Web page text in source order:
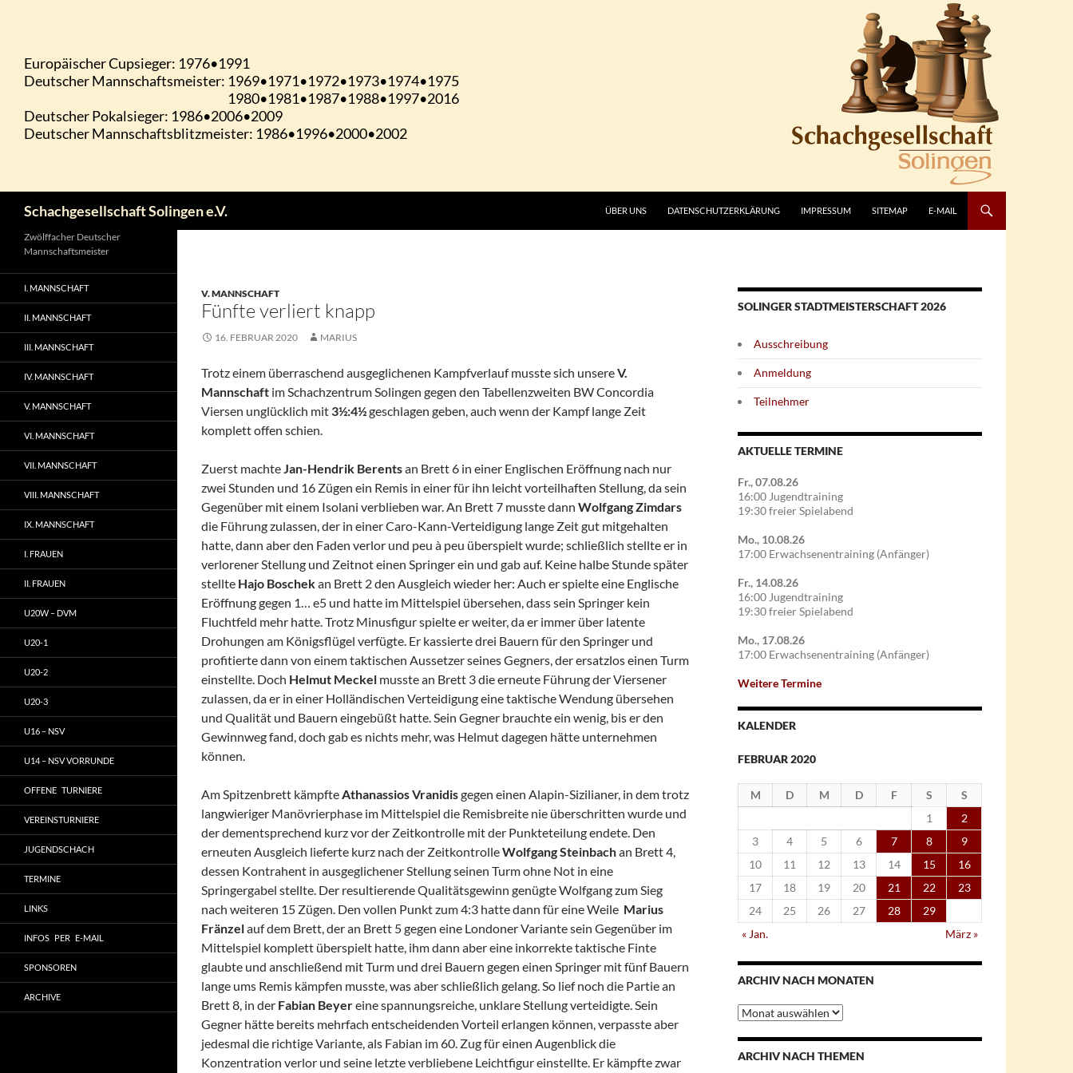
Schachgesellschaft Solingen e.V. ÜBER UNS DATENSCHUTZERKLÄRUNG IMPRESSUM SITEMAP E-MAIL
V. MANNSCHAFT
Fünfte verliert knapp
16. FEBRUAR 2020 MARIUS
Trotz einem überraschend ausgeglichenen Kampfverlauf musste sich unsereV.
Mannschaft im Schachzentrum Solingen gegen den Tabellenzweiten BW Concordia
Viersen unglücklich mit 3½:4½geschlagen geben, auch wenn der Kampf lange Zeit
komplett offen schien.
Zuerst machteJan-Hendrik Berentsan Brett 6 in einer Englischen Eröffnung nach nur
zwei Stunden und 16 Zügen ein Remis in einer für ihn leicht vorteilhaften Stellung, da sein
Gegenüber mit einem Isolani verblieben war. An Brett 7 musste dann Wolfgang Zimdars
die Führung zulassen, der in einer Caro-Kann-Verteidigung lange Zeit gut mitgehalten
hatte, dann aber den Faden verlor und peu à peu überspielt wurde; schließlich stellte er in
verlorener Stellung und Zeitnot einen Springer ein und gab auf. Keine halbe Stunde später
stellte Hajo Boschekan Brett 2 den Ausgleich wieder her: Auch er spielte eine Englische
Eröffnung gegen 1… e5 und hatte im Mittelspiel übersehen, dass sein Springer kein
Fluchtfeld mehr hatte. Trotz Minusfigur spielte er weiter, da er immer über latente
Drohungen am Königsflügel verfügte. Er kassierte drei Bauern für den Springer und
profitierte dann von einem taktischen Aussetzer seines Gegners, der ersatzlos einen Turm
einstellte. Doch Helmut Meckel musste an Brett 3 die erneute Führung der Viersener
zulassen, da er in einer Holländischen Verteidigung eine taktische Wendung übersehen
und Qualität und Bauern eingebüßt hatte. Sein Gegner brauchte ein wenig, bis er den
Gewinnweg fand, doch gab es nichts mehr, was Helmut dagegen hätte unternehmen
können.
Am Spitzenbrett kämpfteAthanassios Vranidisgegen einen Alapin-Sizilianer, in dem trotz
langwieriger Manövrierphase im Mittelspiel die Remisbreite nie überschritten wurde und
der dementsprechend kurz vor der Zeitkontrolle mit der Punkteteilung endete. Den
erneuten Ausgleich lieferte kurz nach der ZeitkontrolleWolfgang Steinbachan Brett 4,
dessen Kontrahent in ausgeglichener Stellung seinen Turm ohne Not in eine
Springergabel stellte. Der resultierende Qualitätsgewinn genügte Wolfgang zum Sieg
nach weiteren 15 Zügen. Den vollen Punkt zum 4:3 hatte dann für eine Weile Marius
Fränzelauf dem Brett, der an Brett 5 gegen eine Londoner Variante sein Gegenüber im
Mittelspiel komplett überspielt hatte, ihm dann aber eine inkorrekte taktische Finte
glaubte und anschließend mit Turm und drei Bauern gegen einen Springer mit fünf Bauern
lange ums Remis kämpfen musste, was aber schließlich gelang. So lief noch die Partie an
Brett 8, in der Fabian Beyereine spannungsreiche, unklare Stellung verteidigte. Sein
Gegner hätte bereits mehrfach entscheidenden Vorteil erlangen können, verpasste aber
jedesmal die richtige Variante, als Fabian im 60. Zug für einen Augenblick die
Konzentration verlor und seine letzte verbliebene Leichtfigur einstellte. Er kämpfte zwar
SOLINGER STADTMEISTERSCHAFT 2026
Ausschreibung
Anmeldung
Teilnehmer
AKTUELLE TERMINE
Fr., 07.08.26
16:00 Jugendtraining
19:30 freier Spielabend
Mo., 10.08.26
17:00 Erwachsenentraining (Anfänger)
Fr., 14.08.26
16:00 Jugendtraining
19:30 freier Spielabend
Mo., 17.08.26
17:00 Erwachsenentraining (Anfänger)
Weitere Termine
KALENDER
FEBRUAR 2020
M D M D F S
S
1
2
3
4 5 6 7 8
9
10
11 12 13 14 15
16
17
18 19 20 21 22
23
24
25 26 27 28
29
« Jan.
März »
ARCHIV NACH MONATEN
Archiv
nach
Monaten
ARCHIV NACH THEMEN
Zwölffacher Deutscher
Mannschaftsmeister
I. MANNSCHAFT
II. MANNSCHAFT
III. MANNSCHAFT
IV. MANNSCHAFT
V. MANNSCHAFT
VI. MANNSCHAFT
VII. MANNSCHAFT
VIII. MANNSCHAFT
IX. MANNSCHAFT
I. FRAUEN
II. FRAUEN
U20W – DVM
U20-1
U20-2
U20-3
U16 – NSV
U14 – NSV VORRUNDE
OFFENE TURNIERE
VEREINSTURNIERE
JUGENDSCHACH
TERMINE
LINKS
INFOS PER E-MAIL
SPONSOREN
ARCHIVE